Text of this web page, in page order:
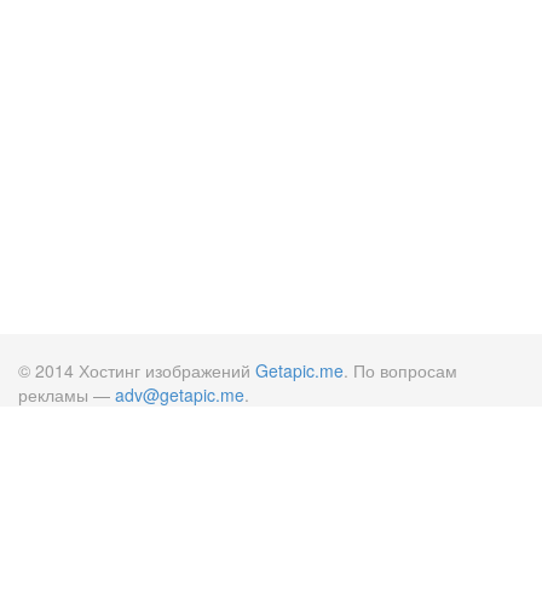
© 2014 Хостинг изображений Getapic.me. По вопросам
рекламы — adv@getapic.me.